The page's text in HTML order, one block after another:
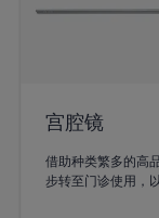
宫腔镜
借助种类繁多的高
步转至门诊使用，